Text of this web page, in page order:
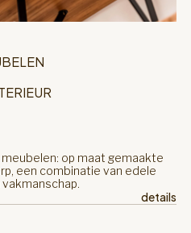
op maat gemaakte
een combinatie van edele
details